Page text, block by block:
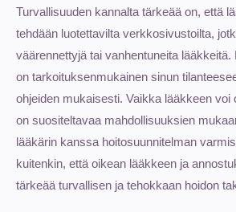
Turvallisuuden kannalta tärkeää on, että
tehdään luotettavilta verkkosivustoilta,
väärennettyjä tai vanhentuneita lääkkeitä.
on tarkoituksenmukainen sinun
ohjeiden mukaisesti. Vaikka lääkkeen voi
on suositeltavaa mahdollisuuksien
lääkärin kanssa hoitosuunnitelman
kuitenkin, että oikean lääkkeen ja
tärkeää turvallisen ja tehokkaan hoidon